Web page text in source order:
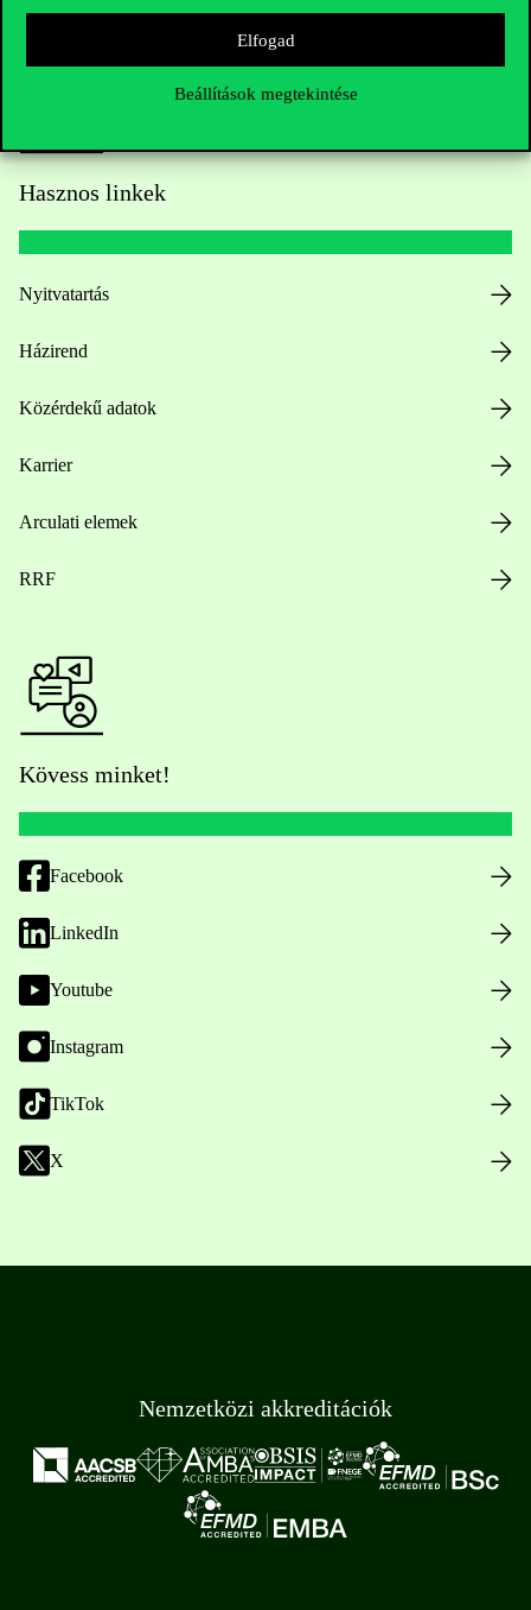
Elfogad
Beállítások megtekintése
Hasznos linkek
Nyitvatartás
Házirend
Közérdekű adatok
Karrier
Arculati elemek
RRF
Kövess minket!
Facebook
LinkedIn
Youtube
Instagram
TikTok
X
Nemzetközi akkreditációk